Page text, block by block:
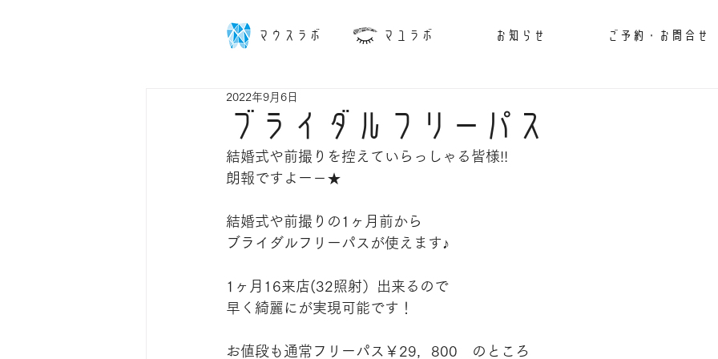
マウスラボ マユラボ お知らせ ご予約・お問合せ
ブライダルフリーパス
2022年9月6日
結婚式や前撮りを控えていらっしゃる皆様!!
朗報ですよー－★
結婚式や前撮りの1ヶ月前から
ブライダルフリーパスが使えます♪
1ヶ月16来店(32照射）出来るので
早く綺麗にが実現可能です！
お値段も通常フリーパス￥29，800　のところ